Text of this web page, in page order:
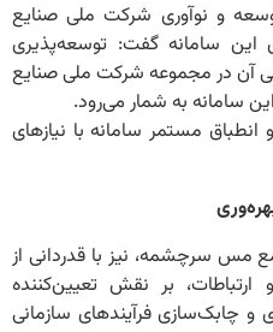
و نوآوری شرکت ملی صنایع
این سامانه گفت: توسعه‌پذیری
آن در مجموعه شرکت ملی صنایع
سامانه به شمار می‌رود.
انطباق مستمر سامانه با نیازهای
سرچشمه، نیز با قدردانی از
بر نقش تعیین‌کننده
و چابک‌سازی فرآیندهای سازمانی